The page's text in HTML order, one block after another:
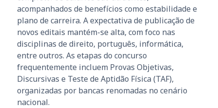
acompanhados de benefícios como estabilidade e
plano de carreira. A expectativa de publicação de
novos editais mantém-se alta, com foco nas
disciplinas de direito, português, informática,
entre outros. As etapas do concurso
frequentemente incluem Provas Objetivas,
Discursivas e Teste de Aptidão Física (TAF),
organizadas por bancas renomadas no cenário
nacional.